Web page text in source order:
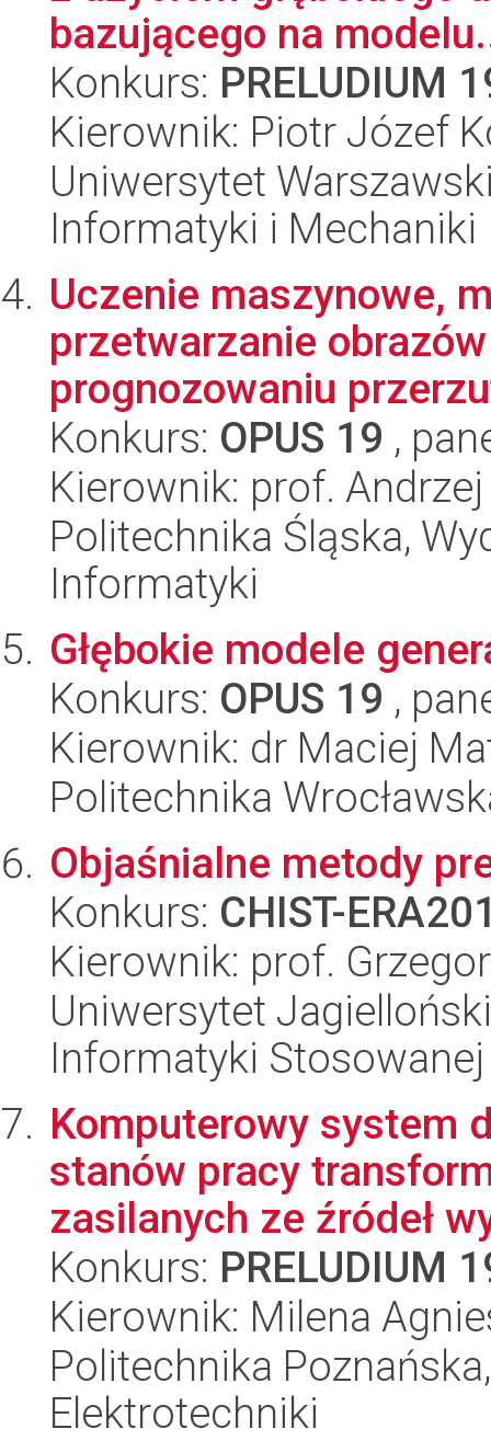
bazującego na
Konkurs: PRELUDIUM
Kierownik: Piotr Józef
Uniwersytet
Informatyki i Mechaniki
Uczenie maszynowe,
przetwarzanie
prognozowaniu
Konkurs: OPUS 19 ,
Kierownik: prof.
Politechnika Śląska,
Informatyki
Głębokie modele
Konkurs: OPUS 19 ,
Kierownik: dr Maciej
Politechnika
Objaśnialne metody
Konkurs: CHIST-
Kierownik: prof.
Uniwersytet
Informatyki Stosowanej
Komputerowy system
stanów pracy
zasilanych ze źródeł
Konkurs: PRELUDIUM
Kierownik: Milena
Politechnika
Elektrotechniki